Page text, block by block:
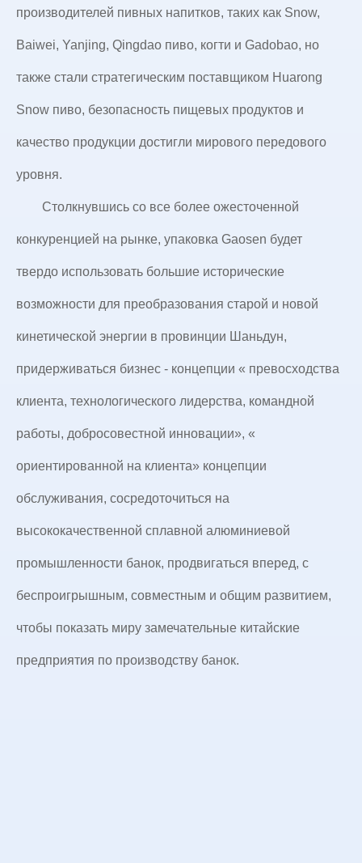
производителей пивных напитков, таких как Snow,
Baiwei, Yanjing, Qingdao пиво, когти и Gadobao, но
также стали стратегическим поставщиком Huarong
Snow пиво, безопасность пищевых продуктов и
качество продукции достигли мирового передового
уровня.
Столкнувшись со все более ожесточенной
конкуренцией на рынке, упаковка Gaosen будет
твердо использовать большие исторические
возможности для преобразования старой и новой
кинетической энергии в провинции Шаньдун,
придерживаться бизнес - концепции « превосходства
клиента, технологического лидерства, командной
работы, добросовестной инновации», «
ориентированной на клиента» концепции
обслуживания, сосредоточиться на
высококачественной сплавной алюминиевой
промышленности банок, продвигаться вперед, с
беспроигрышным, совместным и общим развитием,
чтобы показать миру замечательные китайские
предприятия по производству банок.